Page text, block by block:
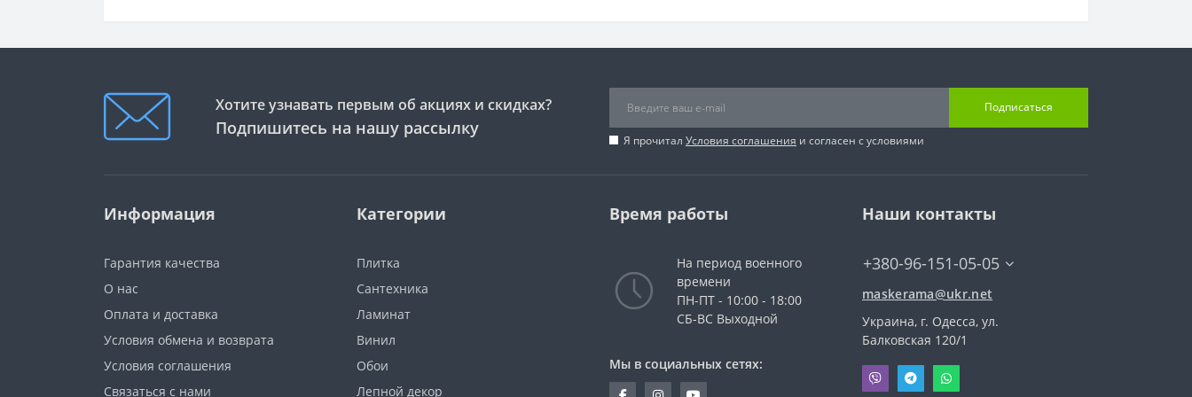
Хотите узнавать первым об акциях и скидках?
Подпишитесь на нашу рассылку
Подписаться
Я прочитал Условия соглашения и согласен с условиями
Информация
Гарантия качества
О нас
Оплата и доставка
Условия обмена и возврата
Условия соглашения
Связаться с нами
Категории
Плитка
Сантехника
Ламинат
Винил
Обои
Лепной декор
Время работы
На период военного
времени
ПН-ПТ - 10:00 - 18:00
СБ-ВС Выходной
Мы в социальных сетях:
Наши контакты
+380-96-151-05-05
maskerama@ukr.net
Украина, г. Одесса, ул.
Балковская 120/1